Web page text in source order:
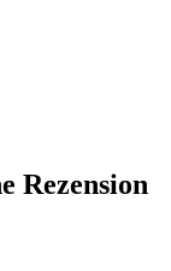
Rezension